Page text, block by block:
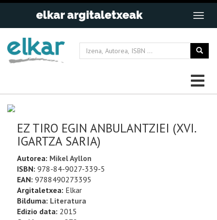
EZ TIRO EGIN ANBULANTZIEI (XVI.
IGARTZA SARIA)
Autorea: Mikel Ayllon
ISBN: 978-84-9027-339-5
EAN: 9788490273395
Argitaletxea: Elkar
Bilduma: Literatura
Edizio data: 2015